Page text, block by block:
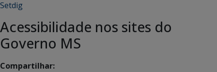
Setdig
Acessibilidade nos sites do
Governo MS
Compartilhar: